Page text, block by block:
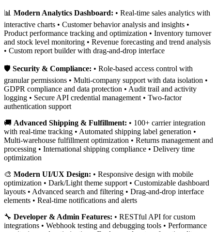
📊 Modern Analytics Dashboard: • Real-time sales analytics with
interactive charts • Customer behavior analysis and insights •
Product performance tracking and optimization • Inventory turnover
and stock level monitoring • Revenue forecasting and trend analysis
• Custom report builder with drag-and-drop interface
🛡️ Security & Compliance: • Role-based access control with
granular permissions • Multi-company support with data isolation •
GDPR compliance and data protection • Audit trail and activity
logging • Secure API credential management • Two-factor
authentication support
🚚 Advanced Shipping & Fulfillment: • 100+ carrier integration
with real-time tracking • Automated shipping label generation •
Multi-warehouse fulfillment optimization • Returns management and
processing • International shipping compliance • Delivery time
optimization
🎨 Modern UI/UX Design: • Responsive design with mobile
optimization • Dark/Light theme support • Customizable dashboard
layouts • Advanced search and filtering • Drag-and-drop interface
elements • Real-time notifications and alerts
🔧 Developer & Admin Features: • RESTful API for custom
integrations • Webhook testing and debugging tools • Performance